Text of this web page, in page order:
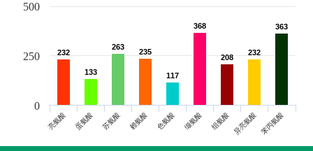
232
232
133
133
263
263
235
235
117
117
368
368
208
208
232
232
363
363
亮氨酸 蛋氨酸 苏氨酸 赖氨酸 色氨酸 缬氨酸 组氨酸 异亮氨酸苯丙氨酸
0
250
500